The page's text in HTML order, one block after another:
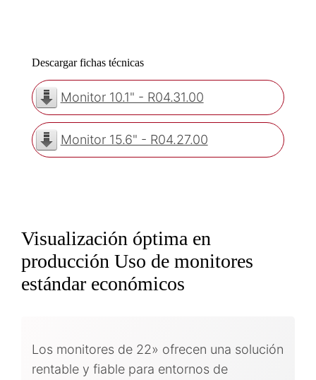
Descargar fichas técnicas
Monitor 10.1" - R04.31.00
Monitor 15.6" - R04.27.00
Visualización óptima en
producción Uso de monitores
estándar económicos
Los monitores de 22» ofrecen una solución
rentable y fiable para entornos de